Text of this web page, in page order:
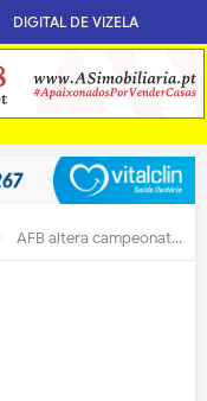
DIGITAL DE VIZELA
AFB altera campeonatos